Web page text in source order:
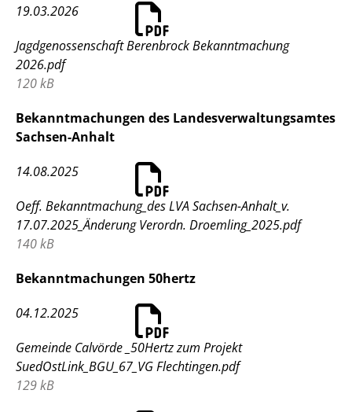
19.03.2026
Jagdgenossenschaft Berenbrock Bekanntmachung
2026.pdf
120 kB
Bekanntmachungen des Landesverwaltungsamtes
Sachsen-Anhalt
14.08.2025
Oeff. Bekanntmachung_des LVA Sachsen-Anhalt_v.
17.07.2025_Änderung Verordn. Droemling_2025.pdf
140 kB
Bekanntmachungen 50hertz
04.12.2025
Gemeinde Calvörde _50Hertz zum Projekt
SuedOstLink_BGU_67_VG Flechtingen.pdf
129 kB